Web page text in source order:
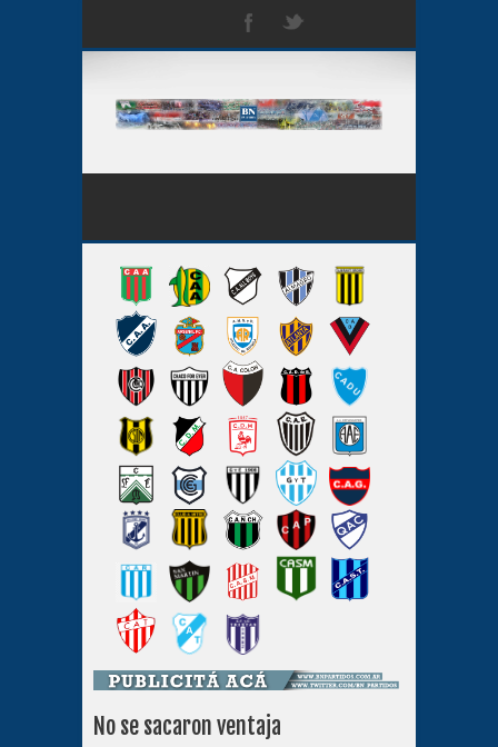
No se sacaron ventaja